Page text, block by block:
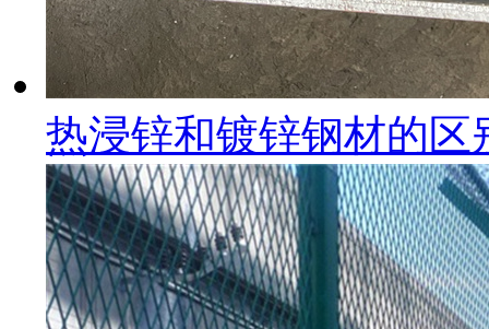
热浸锌和镀锌钢材的区